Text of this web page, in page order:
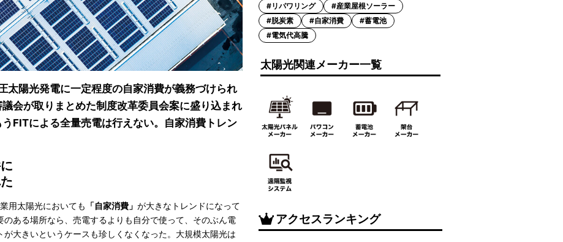
太陽光発電に一定程度の自家消費が義務づけられ
会が取りまとめた制度改革委員会案に盛り込まれ
FITによる全量売電は行えない。自家消費トレン
用太陽光においても 「自家消費」が大きなトレンドになって
ある場所なら、売電するよりも自分で使って、そのぶん電
大きいというケースも珍しくなくなった。大規模太陽光は
#リパワリング
#産業屋根ソーラー
#脱炭素
#自家消費
#蓄電池
#電気代高騰
太陽光関連メーカー一覧
アクセスランキング